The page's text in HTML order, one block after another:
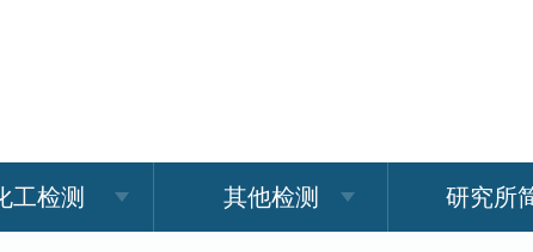
工检测 其他检测 研究所